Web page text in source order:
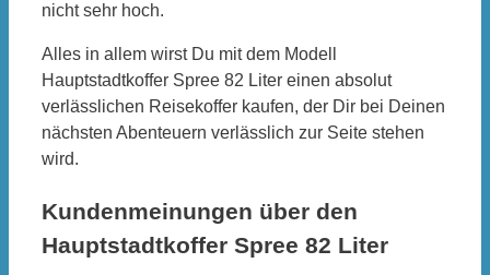
nicht sehr hoch.
Alles in allem wirst Du mit dem Modell
Hauptstadtkoffer Spree 82 Liter einen absolut
verlässlichen Reisekoffer kaufen, der Dir bei Deinen
nächsten Abenteuern verlässlich zur Seite stehen
wird.
Kundenmeinungen über den
Hauptstadtkoffer Spree 82 Liter